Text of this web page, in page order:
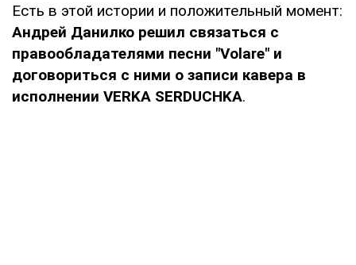
Есть в этой истории и положительный момент:
Андрей Данилко решил связаться с
правообладателями песни "Volare" и
договориться с ними о записи кавера в
исполнении VERKA SERDUCHKA.